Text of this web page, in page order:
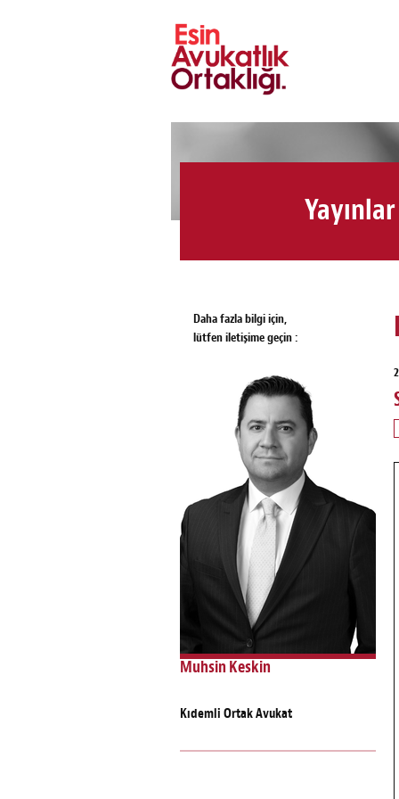
Yayınlar
Daha fazla bilgi için,
lütfen iletişime geçin :
Muhsin Keskin
Kıdemli Ortak Avukat